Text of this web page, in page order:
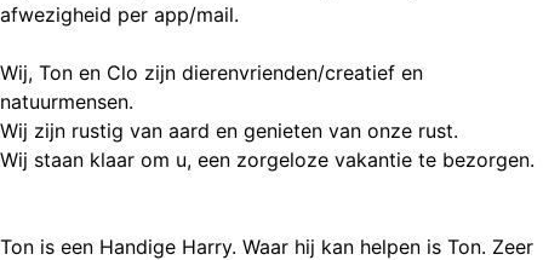
afwezigheid per app/mail.
Wij, Ton en Clo zijn dierenvrienden/creatief en
natuurmensen.
Wij zijn rustig van aard en genieten van onze rust.
Wij staan klaar om u, een zorgeloze vakantie te bezorgen.
Ton is een Handige Harry. Waar hij kan helpen is Ton. Zeer